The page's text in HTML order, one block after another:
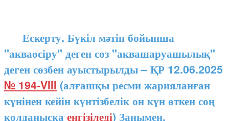
Ескерту. Бүкіл мәтін бойынша
"акваөсіру" деген сөз "аквашаруашылық"
деген сөзбен ауыстырылды – ҚР 12.06.2025
№ 194-VIII (алғашқы ресми жарияланған
күнінен кейін күнтізбелік он күн өткен соң
қолданысқа енгізіледі) Заңымен.